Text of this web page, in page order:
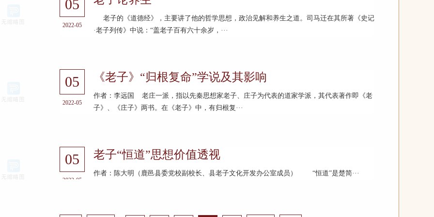
05
2022-05
老子的《道德经》，主要讲了他的哲学思想，政治见解和养生之道。司马迁在其所著《史记
·老子列传》中说：“盖老子百有六十余岁，···
05
2022-05
《老子》“归根复命”学说及其影响
作者：李远国 老庄一派，指以先秦思想家老子、庄子为代表的道家学派，其代表著作即《老
子》、《庄子》两书。在《老子》中，有归根复···
05
2022-05
老子“恒道”思想价值透视
作者：陈大明（鹿邑县委党校副校长、县老子文化开发办公室成员） “恒道”是楚简···